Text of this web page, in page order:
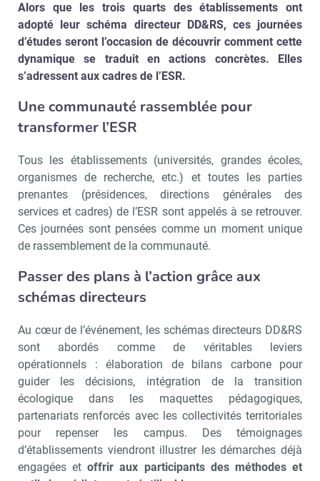
Alors que les trois quarts des établissements ont
adopté leur schéma directeur DD&RS, ces journées
d’études seront l’occasion de découvrir comment cette
dynamique se traduit en actions concrètes. Elles
s’adressent aux cadres de l’ESR.
Une communauté rassemblée pour
transformer l’ESR
Tous les établissements (universités, grandes écoles,
organismes de recherche, etc.) et toutes les parties
prenantes (présidences, directions générales des
services et cadres) de l’ESR sont appelés à se retrouver.
Ces journées sont pensées comme un moment unique
de rassemblement de la communauté.
Passer des plans à l’action grâce aux
schémas directeurs
Au cœur de l’événement, les schémas directeurs DD&RS
sont abordés comme de véritables leviers
opérationnels : élaboration de bilans carbone pour
guider les décisions, intégration de la transition
écologique dans les maquettes pédagogiques,
partenariats renforcés avec les collectivités territoriales
pour repenser les campus. Des témoignages
d’établissements viendront illustrer les démarches déjà
engagées etoffrir aux participants des méthodes et